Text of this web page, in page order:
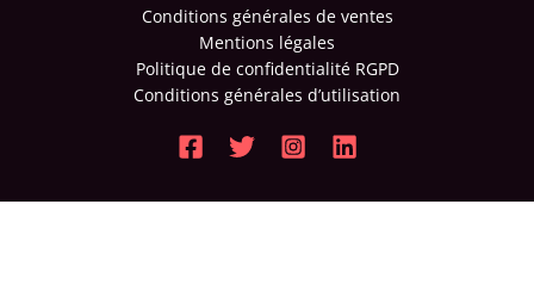
Conditions générales de ventes
Mentions légales
Politique de confidentialité RGPD
Conditions générales d’utilisation